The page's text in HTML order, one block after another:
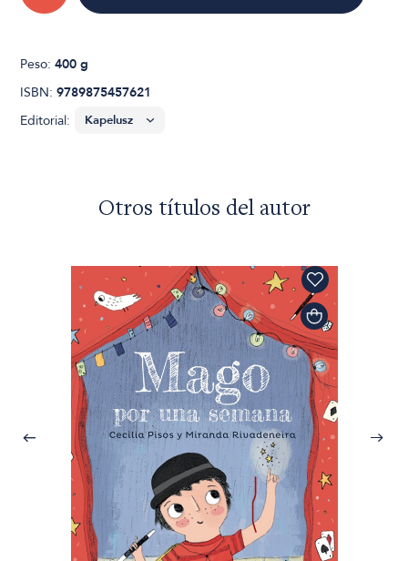
Peso:400 g
ISBN:9789875457621
Editorial:
Otros títulos del autor